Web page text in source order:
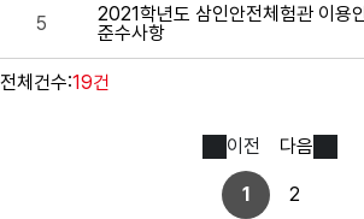
5
2021학년도 삼인안전체험관 이용
준수사항
전체건수:19건
이전
1 2
다음